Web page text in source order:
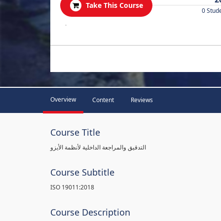
Take This Course
0
.
Overview Content Reviews
Course Title
التدقيق والمراجعة الداخلية لأنظمة الأيزو
Course Subtitle
ISO 19011:2018
Course Description